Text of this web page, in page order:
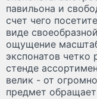
павильона и
счет чего
виде
ощущение
экспонатов
стенде
велик - от
предмет